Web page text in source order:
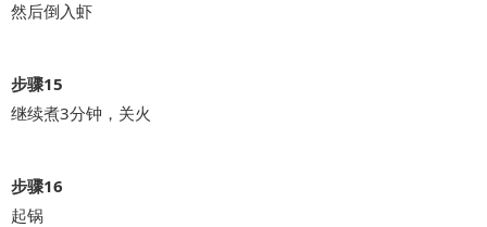
然后倒入虾
步骤15
继续煮3分钟，关火
步骤16
起锅